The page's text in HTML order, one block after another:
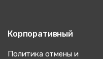
Корпоративный
Политика отмены и